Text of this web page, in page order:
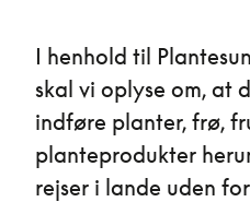
I henhold til
skal vi oplyse om, at
indføre planter, frø,
planteprodukter
rejser i lande uden